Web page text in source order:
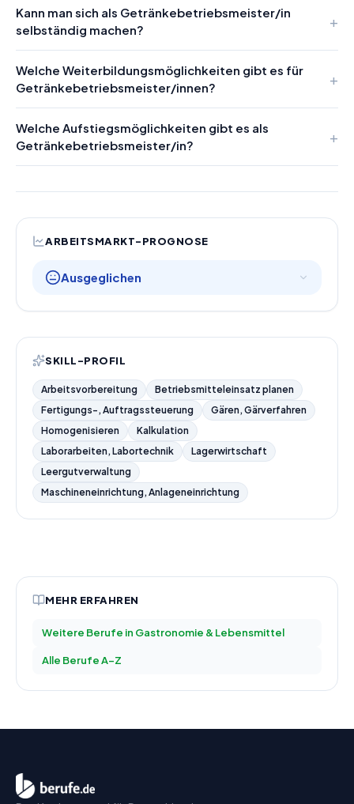
Kann man sich als Getränkebetriebsmeister/in
selbständig machen?
Welche Weiterbildungsmöglichkeiten gibt es für
Getränkebetriebsmeister/innen?
Welche Aufstiegsmöglichkeiten gibt es als
Getränkebetriebsmeister/in?
ARBEITSMARKT-PROGNOSE
Ausgeglichen
SKILL-PROFIL
Arbeitsvorbereitung
Betriebsmitteleinsatz planen
Fertigungs-, Auftragssteuerung
Gären, Gärverfahren
Homogenisieren
Kalkulation
Laborarbeiten, Labortechnik
Lagerwirtschaft
Leergutverwaltung
Maschineneinrichtung, Anlageneinrichtung
MEHR ERFAHREN
Weitere Berufe in Gastronomie & Lebensmittel
Alle Berufe A–Z